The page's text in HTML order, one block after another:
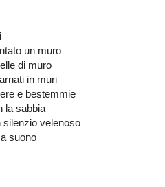
un muro
di muro
in muri
e bestemmie
la sabbia
silenzio velenoso
suono